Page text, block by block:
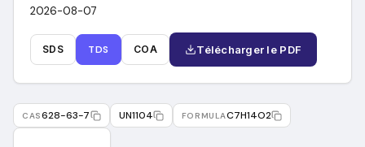
2026-08-07
SDS TDS COA Télécharger le PDF
CAS628-63-7 UN1104 FORMULAC7H14O2